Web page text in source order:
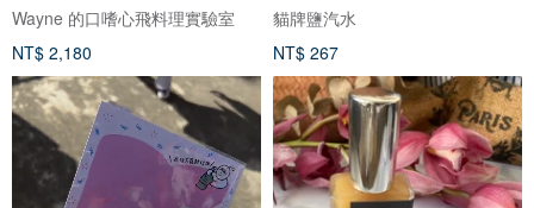
Wayne 的口嗜心飛料理實驗室
NT$ 2,180
貓牌鹽汽水
NT$ 267